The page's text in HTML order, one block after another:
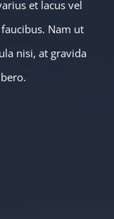
et lacus vel
Nam ut
nisi, at gravida